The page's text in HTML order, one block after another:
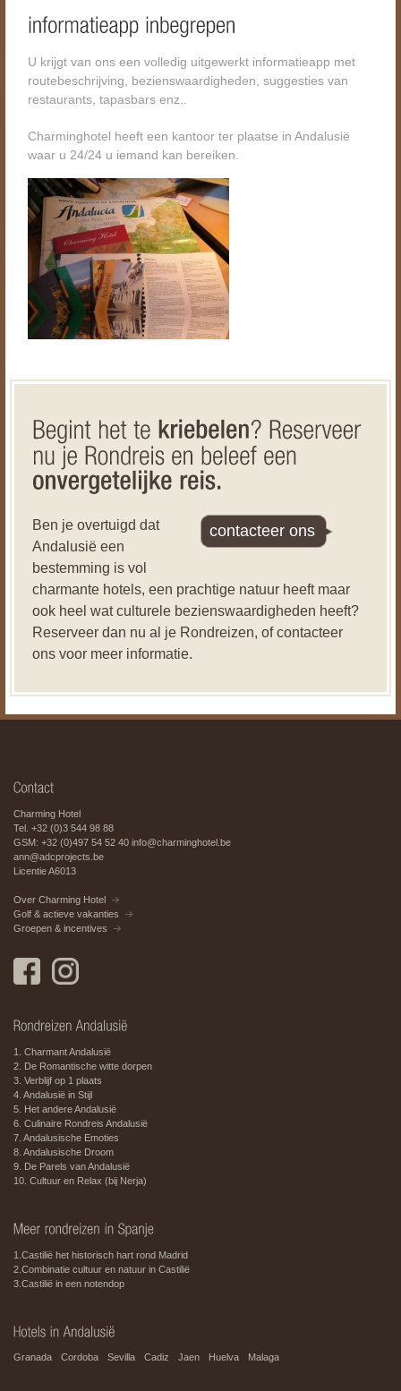
U krijgt van ons een volledig uitgewerkt informatieapp met
routebeschrijving, bezienswaardigheden, suggesties van
restaurants, tapasbars enz..
Charminghotel heeft een kantoor ter plaatse in Andalusië
waar u 24/24 u iemand kan bereiken.
contacteer ons
Ben je overtuigd dat
Andalusië een
bestemming is vol
charmante hotels, een prachtige natuur heeft maar
ook heel wat culturele bezienswaardigheden heeft?
Reserveer dan nu al je Rondreizen, of contacteer
ons voor meer informatie.
Charming Hotel
Tel. +32 (0)3 544 98 88
GSM: +32 (0)497 54 52 40 info@charminghotel.be
ann@adcprojects.be
Licentie A6013
Over Charming Hotel
Golf & actieve vakanties
Groepen & incentives
1. Charmant Andalusië
2. De Romantische witte dorpen
3. Verblijf op 1 plaats
4. Andalusië in Stijl
5. Het andere Andalusië
6. Culinaire Rondreis Andalusië
7. Andalusische Emoties
8. Andalusische Droom
9. De Parels van Andalusië
10. Cultuur en Relax (bij Nerja)
1.Castilië het historisch hart rond Madrid
2.Combinatie cultuur en natuur in Castilië
3.Castilië in een notendop
Granada Cordoba Sevilla Cadiz Jaen Huelva Malaga